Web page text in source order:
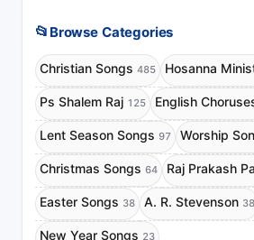
📂 Browse Categories
Christian Songs 485 Hosanna
Ps Shalem Raj 125 English
Lent Season Songs 97 Worship
Christmas Songs 64 Raj Prakash
Easter Songs 38 A. R. Stevenson 38
New Year Songs 23